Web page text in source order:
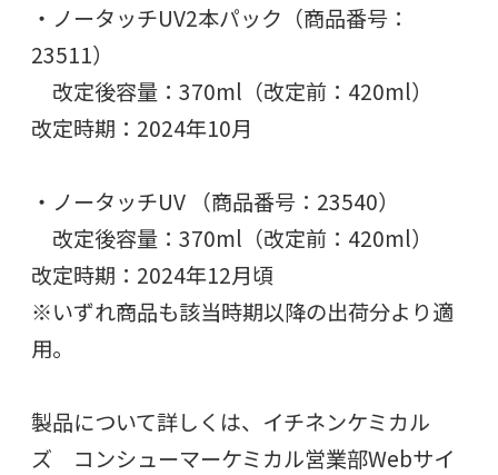
・ノータッチUV2本パック（商品番号：
23511）
改定後容量：370ml（改定前：420ml）
改定時期：2024年10月
・ノータッチUV （商品番号：23540）
改定後容量：370ml（改定前：420ml）
改定時期：2024年12月頃
※いずれ商品も該当時期以降の出荷分より適
用。
製品について詳しくは、イチネンケミカル
ズ コンシューマーケミカル営業部Webサイ